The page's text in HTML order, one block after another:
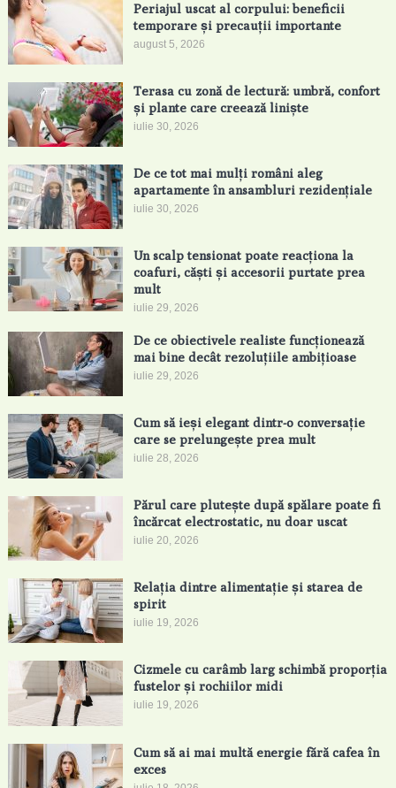
Periajul uscat al corpului: beneficii
temporare și precauții importante
august 5, 2026
Terasa cu zonă de lectură: umbră, confort
și plante care creează liniște
iulie 30, 2026
De ce tot mai mulți români aleg
apartamente în ansambluri rezidențiale
iulie 30, 2026
Un scalp tensionat poate reacționa la
coafuri, căști și accesorii purtate prea
mult
iulie 29, 2026
De ce obiectivele realiste funcționează
mai bine decât rezoluțiile ambițioase
iulie 29, 2026
Cum să ieși elegant dintr-o conversație
care se prelungește prea mult
iulie 28, 2026
Părul care plutește după spălare poate fi
încărcat electrostatic, nu doar uscat
iulie 20, 2026
Relația dintre alimentație și starea de
spirit
iulie 19, 2026
Cizmele cu carâmb larg schimbă proporția
fustelor și rochiilor midi
iulie 19, 2026
Cum să ai mai multă energie fără cafea în
exces